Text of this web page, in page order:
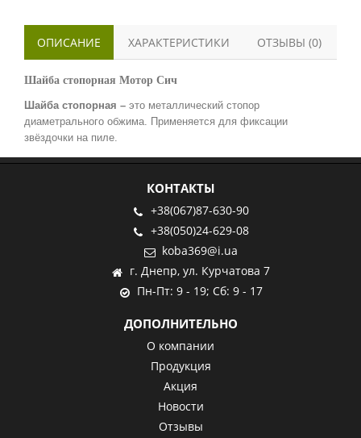
ОПИСАНИЕ ХАРАКТЕРИСТИКИ ОТЗЫВЫ (0)
Шайба стопорная Мотор Сич
Шайба стопорная – это металлический стопор
диаметрального обжима. Применяется для фиксации
звёздочки на пиле.
КОНТАКТЫ
+38(067)87-630-90
+38(050)24-629-08
koba369@i.ua
г. Днепр, ул. Курчатова 7
Пн-Пт: 9 - 19; Сб: 9 - 17
ДОПОЛНИТЕЛЬНО
О компании
Продукция
Акция
Новости
Отзывы